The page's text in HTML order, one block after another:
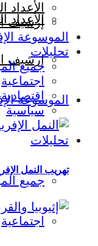
الأعداد
إرشيف
الموسوعة
تحليلات
جميع
اجتماعية
الأعداد
إرشيف
الموسوعة
تحليلات
جميع
اجتماعية
اقتصادية
سياسية
تهريب النمل